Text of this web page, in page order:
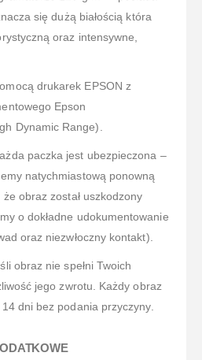
się dużą białością która
oraz intensywne,
drukarek EPSON z
Epson
Dynamic Range).
paczka jest ubezpieczona –
natychmiastową ponowną
obraz został uszkodzony
o dokładne udokumentowanie
oraz niezwłoczny kontakt).
obraz nie spełni Twoich
jego zwrotu. Każdy obraz
dni bez podania przyczyny.